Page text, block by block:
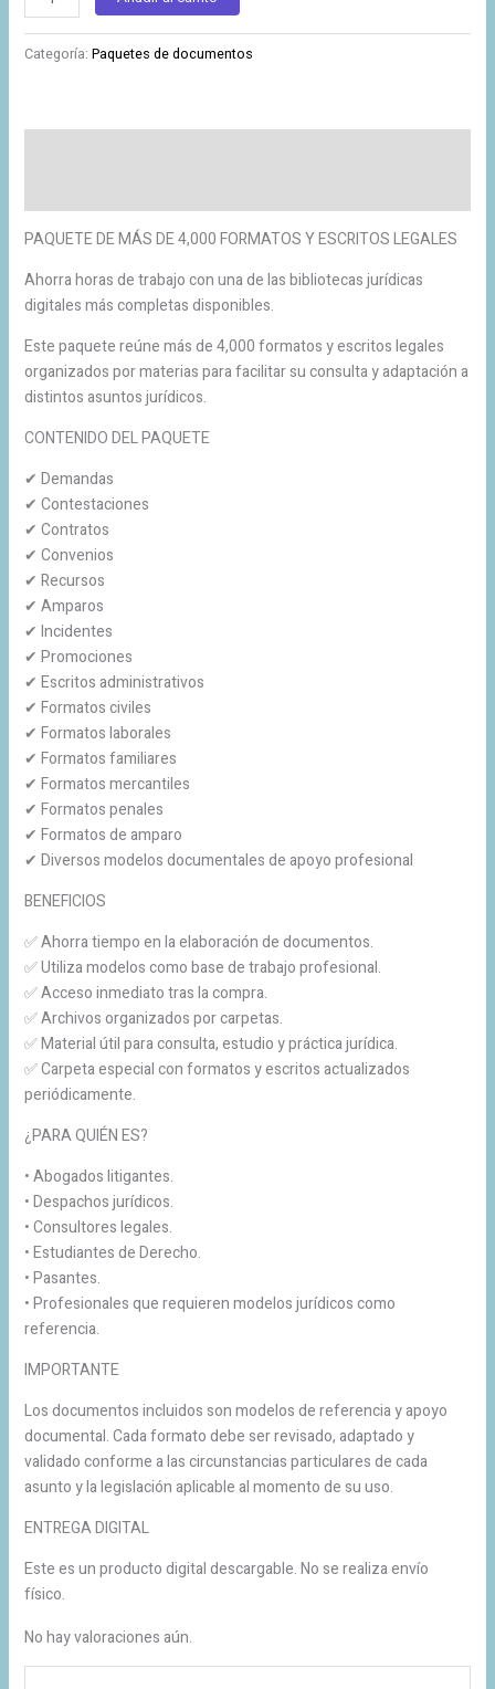
Categoría: Paquetes de documentos
PAQUETE DE MÁS DE 4,000 FORMATOS Y ESCRITOS LEGALES
Ahorra horas de trabajo con una de las bibliotecas jurídicas
digitales más completas disponibles.
Este paquete reúne más de 4,000 formatos y escritos legales
organizados por materias para facilitar su consulta y adaptación a
distintos asuntos jurídicos.
CONTENIDO DEL PAQUETE
✔ Demandas
✔ Contestaciones
✔ Contratos
✔ Convenios
✔ Recursos
✔ Amparos
✔ Incidentes
✔ Promociones
✔ Escritos administrativos
✔ Formatos civiles
✔ Formatos laborales
✔ Formatos familiares
✔ Formatos mercantiles
✔ Formatos penales
✔ Formatos de amparo
✔ Diversos modelos documentales de apoyo profesional
BENEFICIOS
✅ Ahorra tiempo en la elaboración de documentos.
✅ Utiliza modelos como base de trabajo profesional.
✅ Acceso inmediato tras la compra.
✅ Archivos organizados por carpetas.
✅ Material útil para consulta, estudio y práctica jurídica.
✅ Carpeta especial con formatos y escritos actualizados
periódicamente.
¿PARA QUIÉN ES?
• Abogados litigantes.
• Despachos jurídicos.
• Consultores legales.
• Estudiantes de Derecho.
• Pasantes.
• Profesionales que requieren modelos jurídicos como
referencia.
IMPORTANTE
Los documentos incluidos son modelos de referencia y apoyo
documental. Cada formato debe ser revisado, adaptado y
validado conforme a las circunstancias particulares de cada
asunto y la legislación aplicable al momento de su uso.
ENTREGA DIGITAL
Este es un producto digital descargable. No se realiza envío
físico.
No hay valoraciones aún.